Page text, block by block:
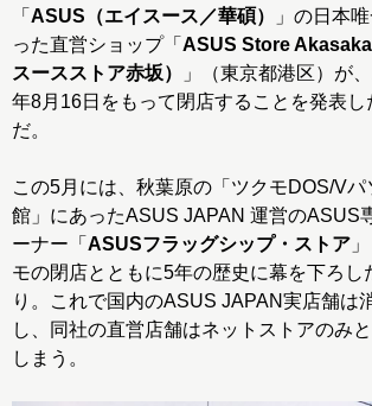
「 ASUS（エイスース／華碩）
」の日本
った直営ショップ「 ASUS Store
スースストア赤坂）
」（東京都港区）が
年8月16日をもって閉店することを発表し
だ。
この5月には、秋葉原の「ツクモDOS/Vパ
館」にあったASUS JAPAN 運営のASUS
ーナー「 ASUSフラッグシップ・ストア
モの閉店とともに5年の歴史に幕を下ろし
り。これで国内のASUS JAPAN実店舗は
し、同社の直営店舗はネットストアのみ
しまう。